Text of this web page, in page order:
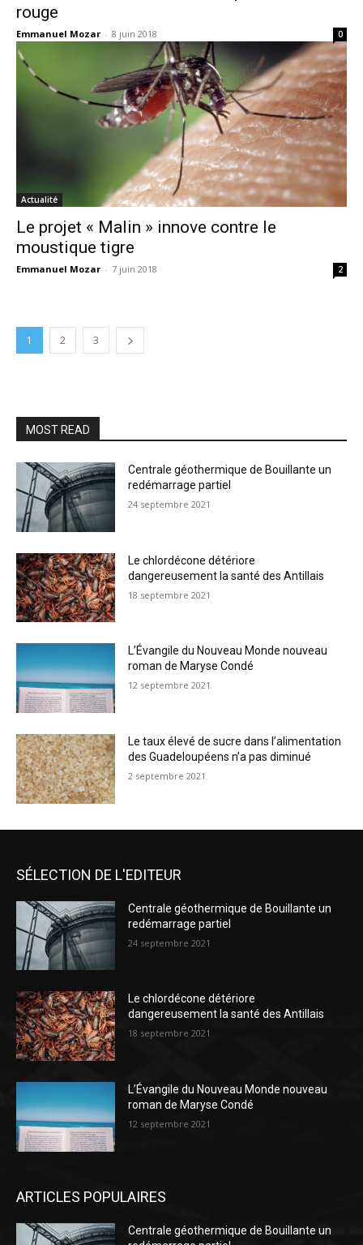
rouge
Emmanuel Mozar - 8 juin 2018 0
Actualité
Le projet « Malin » innove contre le
moustique tigre
Emmanuel Mozar - 7 juin 2018 2
1 2 3
MOST READ
Centrale géothermique de Bouillante un
redémarrage partiel
24 septembre 2021
Le chlordécone détériore
dangereusement la santé des Antillais
18 septembre 2021
L’Évangile du Nouveau Monde nouveau
roman de Maryse Condé
12 septembre 2021
Le taux élevé de sucre dans l’alimentation
des Guadeloupéens n’a pas diminué
2 septembre 2021
SÉLECTION DE L'EDITEUR
Centrale géothermique de Bouillante un
redémarrage partiel
24 septembre 2021
Le chlordécone détériore
dangereusement la santé des Antillais
18 septembre 2021
L’Évangile du Nouveau Monde nouveau
roman de Maryse Condé
12 septembre 2021
ARTICLES POPULAIRES
Centrale géothermique de Bouillante un